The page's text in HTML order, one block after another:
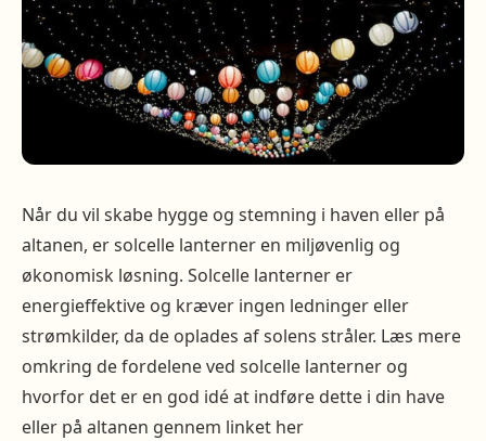
Når du vil skabe hygge og stemning i haven eller på
altanen, er solcelle lanterner en miljøvenlig og
økonomisk løsning. Solcelle lanterner er
energieffektive og kræver ingen ledninger eller
strømkilder, da de oplades af solens stråler. Læs mere
omkring de fordelene ved solcelle lanterner og
hvorfor det er en god idé at indføre dette i din have
eller på altanen gennem linket her